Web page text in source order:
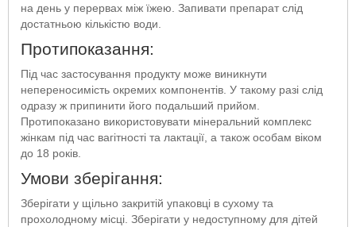
на день у перервах між їжею. Запивати препарат слід
достатньою кількістю води.
Протипоказання:
Під час застосування продукту може виникнути
непереносимість окремих компонентів. У такому разі слід
одразу ж припинити його подальший прийом.
Протипоказано використовувати мінеральний комплекс
жінкам під час вагітності та лактації, а також особам віком
до 18 років.
Умови зберігання:
Зберігати у щільно закритій упаковці в сухому та
прохолодному місці. Зберігати у недоступному для дітей